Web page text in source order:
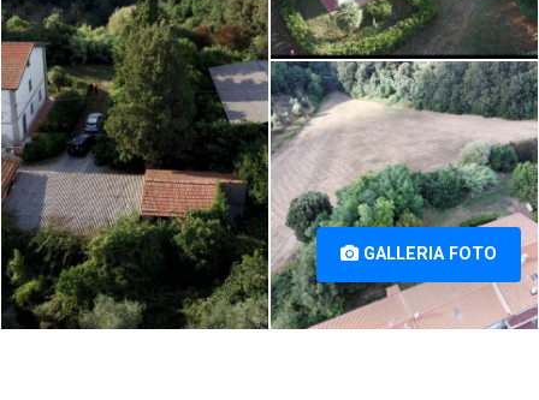
Appartamento in vendita a
Collesalvetti (LI) [3/16]
GALLERIA FOTO